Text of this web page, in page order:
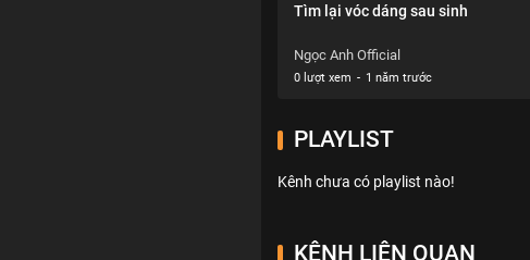
Tìm lại vóc dáng sau sinh
Ngọc Anh Official
0 lượt xem - 1 năm trước
PLAYLIST
Kênh chưa có playlist nào!
KÊNH LIÊN QUAN